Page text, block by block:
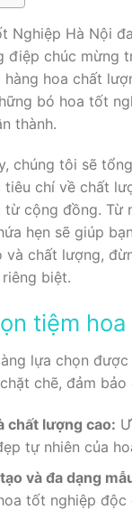
Nghiệp Hà Nội
điệp chúc mừng
hoa chất
bó hoa tốt
thành.
chúng tôi sẽ
chí về chất
cộng đồng. Từ
hẹn sẽ giúp
và chất lượng,
biệt.
tiệm
lựa chọn
chẽ, đảm
chất lượng cao:
tự nhiên của
và đa dạng
tốt nghiệp